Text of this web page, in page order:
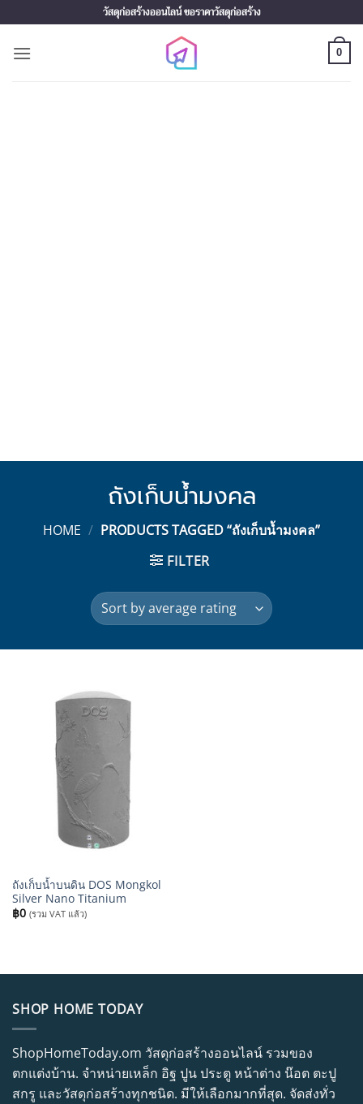
to
content
วัสดุก่อสร้างออนไลน์ ขอราคาวัสดุก่อสร้าง
0
ถังเก็บน้ำมงคล
HOME / PRODUCTS TAGGED “ถังเก็บน้ำมงคล”
FILTER
ถังเก็บน้ำบนดิน DOS Mongkol
Silver Nano Titanium
฿0 (รวม VAT แล้ว)
SHOP HOME TODAY
ShopHomeToday.om วัสดุก่อสร้างออนไลน์ รวมของ
ตกแต่งบ้าน. จำหน่ายเหล็ก อิฐ ปูน ประตู หน้าต่าง น๊อต ตะปู
สกรู และวัสดุก่อสร้างทุกชนิด. มีให้เลือกมากที่สุด. จัดส่งทั่ว